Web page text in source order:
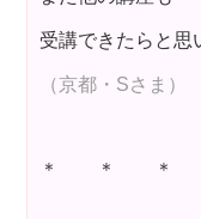
受講できたらと思
（京都・Sさま）
＊ ＊ ＊